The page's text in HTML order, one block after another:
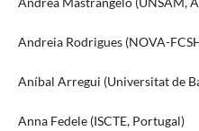
Andreia Rodrigues (NOVA-
Aníbal Arregui (Universitat de
Anna Fedele (ISCTE, Portugal)